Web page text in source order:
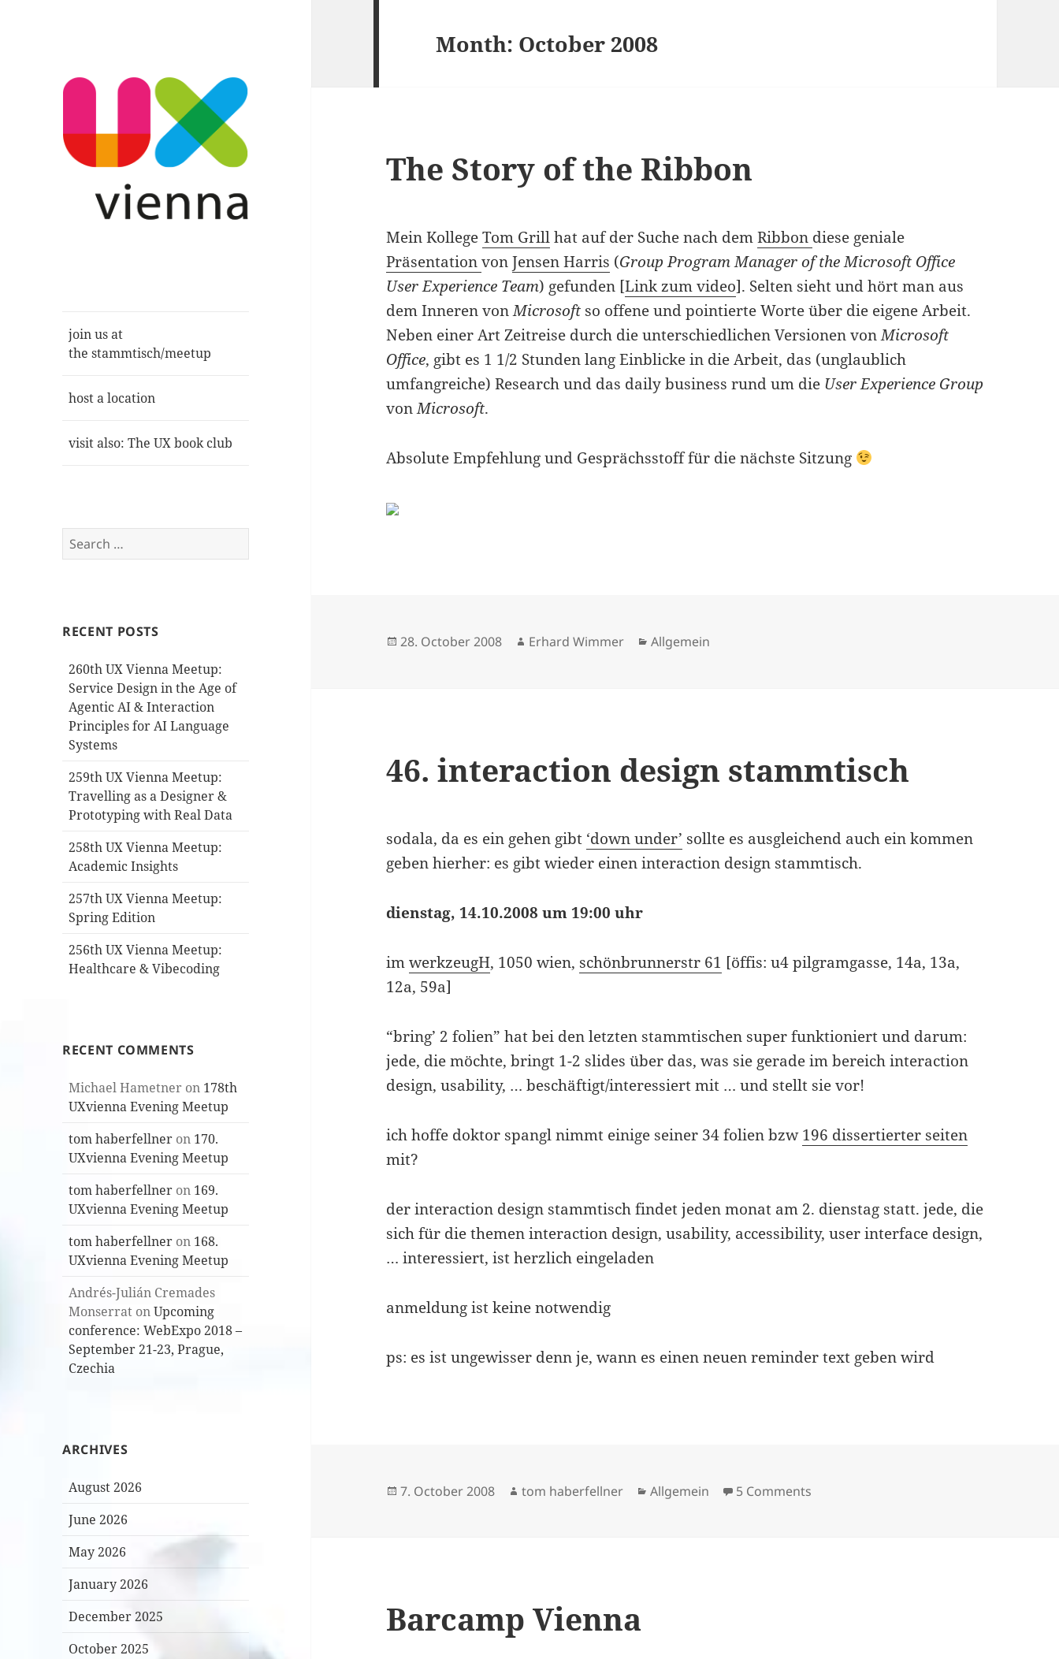
join us at
the stammtisch/meetup
host a location
visit also: The UX book club
Search
for:
RECENT POSTS
260th UX Vienna Meetup:
Service Design in the Age of
Agentic AI & Interaction
Principles for AI Language
Systems
259th UX Vienna Meetup:
Travelling as a Designer &
Prototyping with Real Data
258th UX Vienna Meetup:
Academic Insights
257th UX Vienna Meetup:
Spring Edition
256th UX Vienna Meetup:
Healthcare & Vibecoding
RECENT COMMENTS
Michael Hametner on 178th
UXvienna Evening Meetup
tom haberfellner on 170.
UXvienna Evening Meetup
tom haberfellner on 169.
UXvienna Evening Meetup
tom haberfellner on 168.
UXvienna Evening Meetup
Andrés-Julián Cremades
Monserrat onUpcoming
conference: WebExpo 2018 –
September 21-23, Prague,
Czechia
ARCHIVES
August 2026
June 2026
May 2026
January 2026
December 2025
October 2025
Month: October 2008
The Story of the Ribbon
Mein KollegeTom Grillhat auf der Suche nach demRibbon diese geniale
PräsentationvonJensen Harris (Group Program Manager of the Microsoft Office
User Experience Team) gefunden [Link zum video]. Selten sieht und hört man aus
dem Inneren vonMicrosoft so offene und pointierte Worte über die eigene Arbeit.
Neben einer Art Zeitreise durch die unterschiedlichen Versionen vonMicrosoft
Office, gibt es 1 1/2 Stunden lang Einblicke in die Arbeit, das (unglaublich
umfangreiche) Research und das daily business rund um die User Experience Group
vonMicrosoft.
Absolute Empfehlung und Gesprächsstoff für die nächste Sitzung
Posted
28. October 2008 Author
Erhard Wimmer Categories
Allgemein
46. interaction design stammtisch
sodala, da es ein gehen gibt ‘down under’ sollte es ausgleichend auch ein kommen
geben hierher: es gibt wieder einen interaction design stammtisch.
dienstag, 14.10.2008 um 19:00 uhr
imwerkzeugH, 1050 wien, schönbrunnerstr 61 [öffis: u4 pilgramgasse, 14a, 13a,
12a, 59a]
“bring’ 2 folien” hat bei den letzten stammtischen super funktioniert und darum:
jede, die möchte, bringt 1-2 slides über das, was sie gerade im bereich interaction
design, usability, … beschäftigt/interessiert mit … und stellt sie vor!
ich hoffe doktor spangl nimmt einige seiner 34 folien bzw196 dissertierter seiten
mit?
der interaction design stammtisch findet jeden monat am 2. dienstag statt. jede, die
sich für die themen interaction design, usability, accessibility, user interface design,
… interessiert, ist herzlich eingeladen
anmeldung ist keine notwendig
ps: es ist ungewisser denn je, wann es einen neuen reminder text geben wird
Posted
7. October 2008 Author
tom haberfellner Categories
Allgemein 5 Comments
Barcamp Vienna